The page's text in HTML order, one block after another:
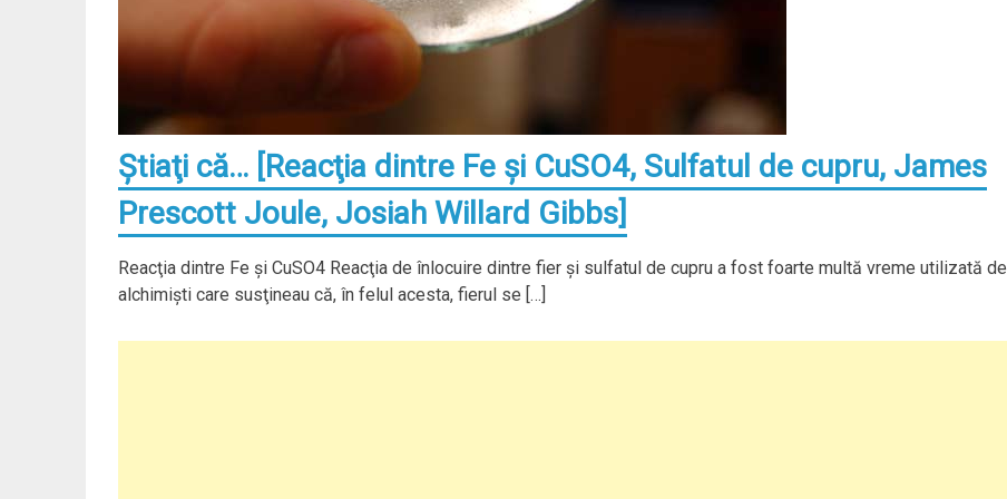
Ştiaţi că… [Reacţia dintre Fe şi CuSO4, Sulfatul de cupru, James
Prescott Joule, Josiah Willard Gibbs]
Reacţia dintre Fe şi CuSO4 Reacţia de înlocuire dintre fier şi sulfatul de cupru a fost foarte multă vreme utilizată de
alchimişti care susţineau că, în felul acesta, fierul se […]